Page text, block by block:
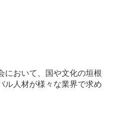
において、国や文化の垣根
ル人材が様々な業界で求め